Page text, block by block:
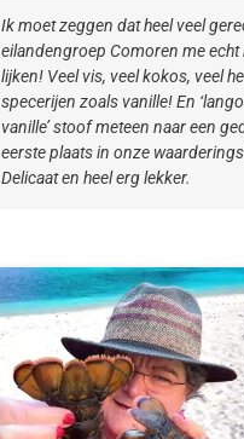
Ik moet zeggen dat heel veel
eilandengroep Comoren me echt
lijken! Veel vis, veel kokos, veel
specerijen zoals vanille! En
vanille’ stoof meteen naar een
eerste plaats in onze
Delicaat en heel erg lekker.